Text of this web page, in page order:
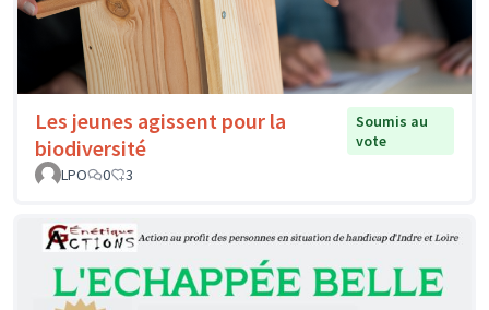
Les jeunes agissent pour la
biodiversité
Soumis au
vote
LPO
0 3